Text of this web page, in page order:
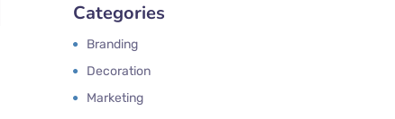
Categories
Branding
Decoration
Marketing